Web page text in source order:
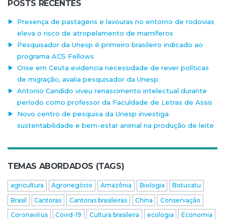
POSTS RECENTES
Presença de pastagens e lavouras no entorno de rodovias
eleva o risco de atropelamento de mamíferos
Pesquisador da Unesp é primeiro brasileiro indicado ao
programa ACS Fellows
Crise em Ceuta evidencia necessidade de rever políticas
de migração, avalia pesquisador da Unesp
Antonio Candido viveu renascimento intelectual durante
período como professor da Faculdade de Letras de Assis
Novo centro de pesquisa da Unesp investiga
sustentabilidade e bem-estar animal na produção de leite
TEMAS ABORDADOS (TAGS)
agricultura Agronegócio Amazônia Biologia
Botucatu
Brasil
Cantoras Cantoras brasileiras China
Conservação
Coronavírus
Covid-19 Cultura brasileira ecologia
Economia